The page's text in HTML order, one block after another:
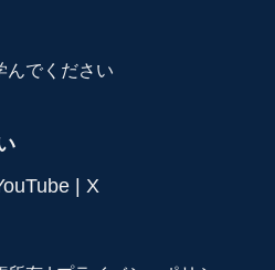
んでください
| X